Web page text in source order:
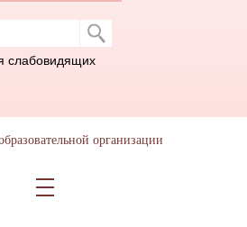
по
слабовидящих
организации